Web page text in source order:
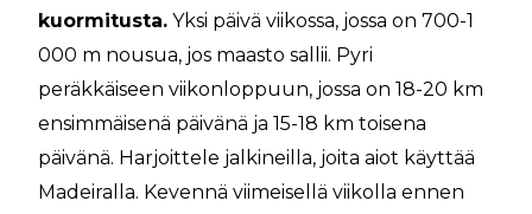
kuormitusta. Yksi päivä viikossa, jossa on 700-1
000 m nousua, jos maasto sallii. Pyri
peräkkäiseen viikonloppuun, jossa on 18-20 km
ensimmäisenä päivänä ja 15-18 km toisena
päivänä. Harjoittele jalkineilla, joita aiot käyttää
Madeiralla. Kevennä viimeisellä viikolla ennen